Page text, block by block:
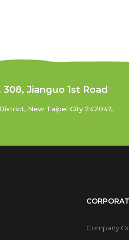
308, Jianguo 1st Road
New Taipei City 242047,
Company